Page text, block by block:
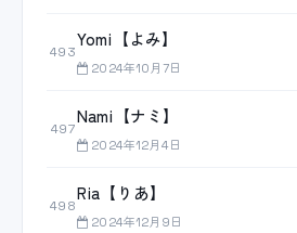
493
Yomi【よみ】
2024年10月7日
497
Nami【ナミ】
2024年12月4日
498
Ria【りあ】
2024年12月9日